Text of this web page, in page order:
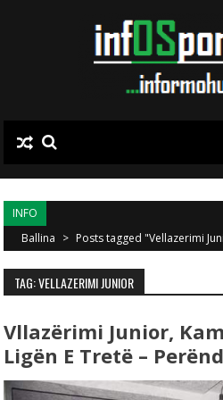
INFO
Ballina > Posts tagged "Vellazerimi
TAG: VELLAZERIMI JUNIOR
Vllazërimi Junior,
Ligën E Tretë –